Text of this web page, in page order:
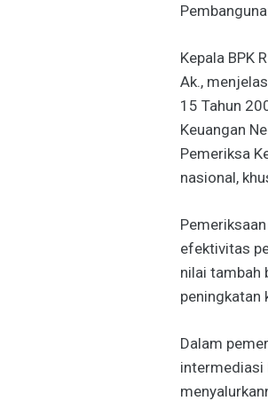
Kepala BPK
Ak.,
15 Tahun
Keuangan
Pemeriksa
nasional,
efektivitas
nilai tambah
peningkatan
Dalam
intermediasi